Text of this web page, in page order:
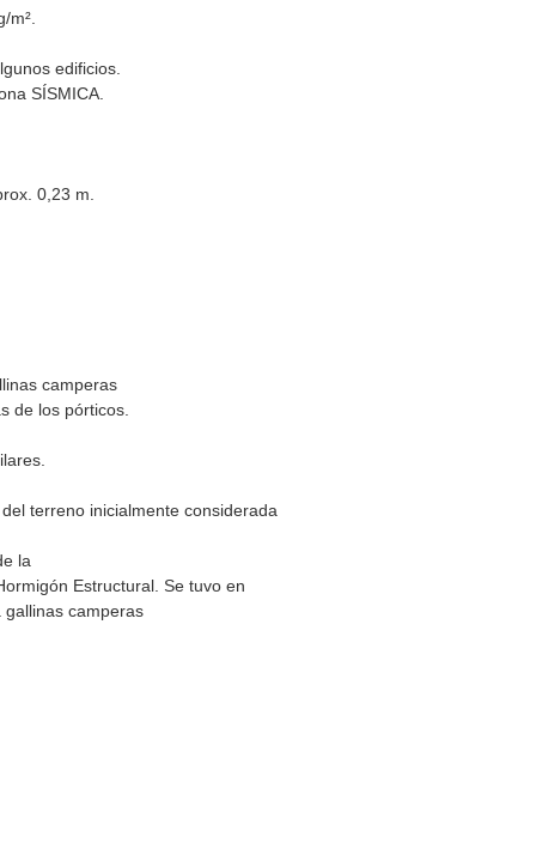
edificios.
SÍSMICA.
0,23 m.
camperas
de los pórticos.
terreno inicialmente considerada
la
Estructural. Se tuvo en
camperas